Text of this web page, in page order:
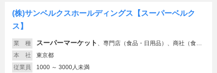
(株)サンベルクスホールディングス【スーパーベルク
ス】
業 種 スーパーマーケット 、 専門店（食品・日用品）、商社（食品・農林・水産）、給食・デリカ・フードビジネス、食品
本 社
東京都
従業員
1000 ～ 3000人未満